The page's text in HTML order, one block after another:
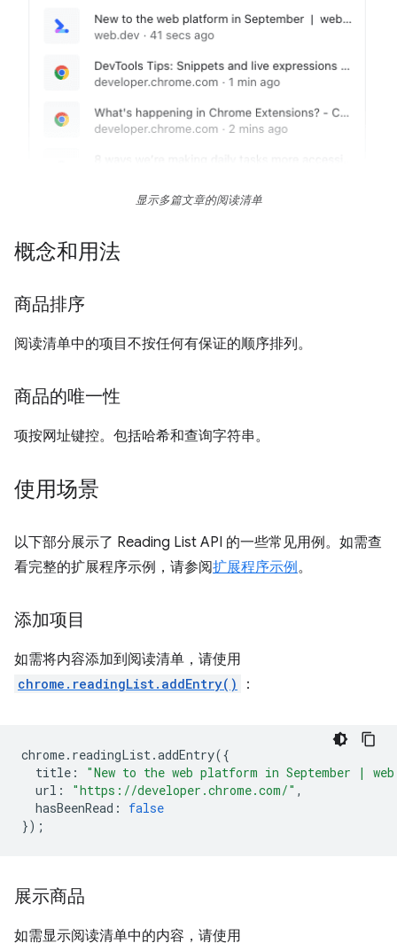
显示多篇文章的阅读清单
概念和用法
商品排序
阅读清单中的项目不按任何有保证的顺序排列。
商品的唯一性
项按网址键控。包括哈希和查询字符串。
使用场景
以下部分展示了 Reading List API 的一些常见用例。如需查
看完整的扩展程序示例，请参阅扩展程序示例。
添加项目
如需将内容添加到阅读清单，请使用
chrome.readingList.addEntry() ：
chrome. readingList .addEntry({
title :
"New to the web platform in September |
url : "https://developer.chrome.com/" ,
hasBeenRead :
false
});
展示商品
如需显示阅读清单中的内容，请使用